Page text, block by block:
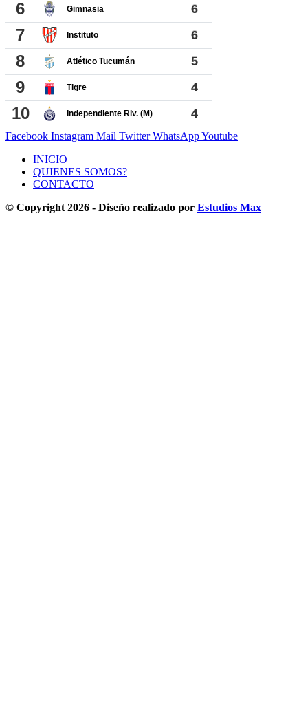
Facebook Instagram Mail Twitter WhatsAppYoutube
INICIO
QUIENES SOMOS?
CONTACTO
© Copyright 2026 - Diseño realizado por Estudios Max